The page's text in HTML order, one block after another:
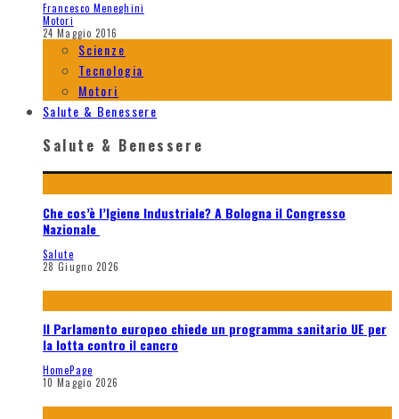
Francesco Meneghini
Motori
24 Maggio 2016
Scienze
Tecnologia
Motori
Salute & Benessere
Salute & Benessere
Che cos’è l’Igiene Industriale? A Bologna il Congresso
Nazionale
Salute
28 Giugno 2026
Il Parlamento europeo chiede un programma sanitario UE per
la lotta contro il cancro
HomePage
10 Maggio 2026